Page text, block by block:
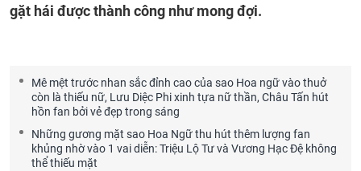
gặt hái được thành công như mong đợi.
Mê mệt trước nhan sắc đỉnh cao của sao Hoa ngữ vào thuở
còn là thiếu nữ, Lưu Diệc Phi xinh tựa nữ thần, Châu Tấn hút
hồn fan bởi vẻ đẹp trong sáng
Những gương mặt sao Hoa Ngữ thu hút thêm lượng fan
khủng nhờ vào 1 vai diễn: Triệu Lộ Tư và Vương Hạc Đệ không
thể thiếu mặt